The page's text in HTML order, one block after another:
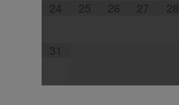
24 25 26 27 28
31